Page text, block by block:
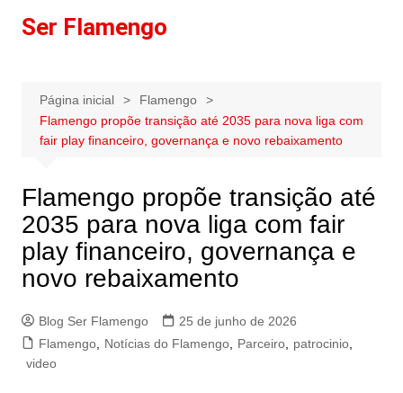
paraSer Flamengo
Página inicial
Flamengo
Flamengo propõe transição até 2035 para nova liga com
fair play financeiro, governança e novo rebaixamento
Flamengo propõe transição até
2035 para nova liga com fair
play financeiro, governança e
novo rebaixamento
Blog Ser Flamengo
25 de junho de 2026
Flamengo, Notícias do Flamengo, Parceiro, patrocinio,
video